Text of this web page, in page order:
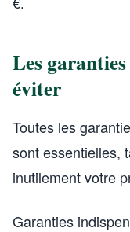
Les
éviter
Toutes les
sont essentielles,
inutilement votre
Garanties